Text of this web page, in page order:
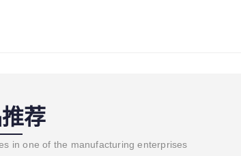
荐
in one of the manufacturing enterprises